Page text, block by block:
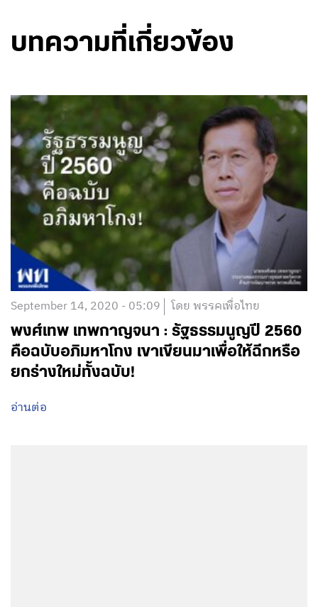
บทความที่เกี่ยวข้อง
September 14, 2020 - 05:09 โดย พรรคเพื่อไทย
พงศ์เทพ เทพกาญจนา : รัฐธรรมนูญปี 2560
คือฉบับอภิมหาโกง เขาเขียนมาเพื่อให้ฉีกหรือ
ยกร่างใหม่ทั้งฉบับ!
อ่านต่อ